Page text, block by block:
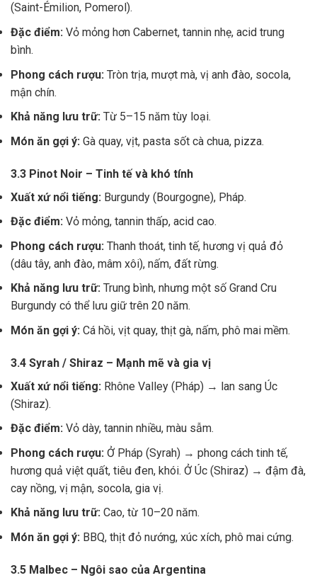
(Saint-Émilion, Pomerol).
Đặc điểm: Vỏ mỏng hơn Cabernet, tannin nhẹ, acid trung
bình.
Phong cách rượu: Tròn trịa, mượt mà, vị anh đào, socola,
mận chín.
Khả năng lưu trữ: Từ 5–15 năm tùy loại.
Món ăn gợi ý: Gà quay, vịt, pasta sốt cà chua, pizza.
3.3 Pinot Noir – Tinh tế và khó tính
Xuất xứ nổi tiếng: Burgundy (Bourgogne), Pháp.
Đặc điểm: Vỏ mỏng, tannin thấp, acid cao.
Phong cách rượu: Thanh thoát, tinh tế, hương vị quả đỏ
(dâu tây, anh đào, mâm xôi), nấm, đất rừng.
Khả năng lưu trữ: Trung bình, nhưng một số Grand Cru
Burgundy có thể lưu giữ trên 20 năm.
Món ăn gợi ý: Cá hồi, vịt quay, thịt gà, nấm, phô mai mềm.
3.4 Syrah / Shiraz – Mạnh mẽ và gia vị
Xuất xứ nổi tiếng: Rhône Valley (Pháp) → lan sang Úc
(Shiraz).
Đặc điểm: Vỏ dày, tannin nhiều, màu sẫm.
Phong cách rượu: Ở Pháp (Syrah) → phong cách tinh tế,
hương quả việt quất, tiêu đen, khói. Ở Úc (Shiraz) → đậm đà,
cay nồng, vị mận, socola, gia vị.
Khả năng lưu trữ: Cao, từ 10–20 năm.
Món ăn gợi ý: BBQ, thịt đỏ nướng, xúc xích, phô mai cứng.
3.5 Malbec – Ngôi sao của Argentina